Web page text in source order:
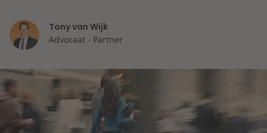
Aanbesteding & Mededinging
Aansprakelijkheid & Verzekering
Litigation
Dichtbij de wendbare onderneming
Lees meer
Tony van Wijk
Advocaat - Partner